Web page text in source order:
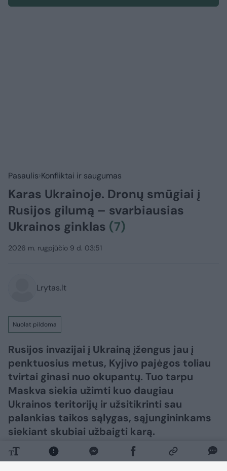
Pasaulis Konfliktai ir saugumas
Karas Ukrainoje. Dronų smūgiai į
Rusijos gilumą – svarbiausias
Ukrainos ginklas (7)
2026 m. rugpjūčio 9 d. 03:51
Lrytas.lt
Nuolat pildoma
Rusijos invazijai į Ukrainą įžengus jau į
penktuosius metus, Kyjivo pajėgos toliau
tvirtai ginasi nuo okupantų. Tuo tarpu
Maskva siekia užimti kuo daugiau
Ukrainos teritorijų ir užsitikrinti sau
palankias taikos sąlygas, sąjungininkams
siekiant skubiai užbaigti karą.​​​​​​​​​​​​​​​​​​​​​​​​​​​